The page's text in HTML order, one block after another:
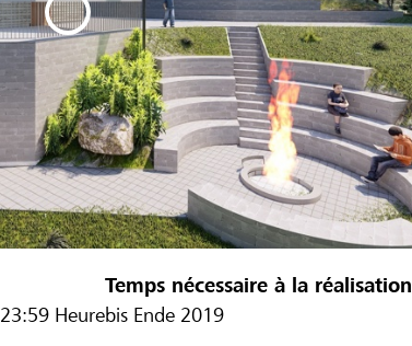
23:59 Heure
Temps nécessaire à la réalisation
bis Ende 2019